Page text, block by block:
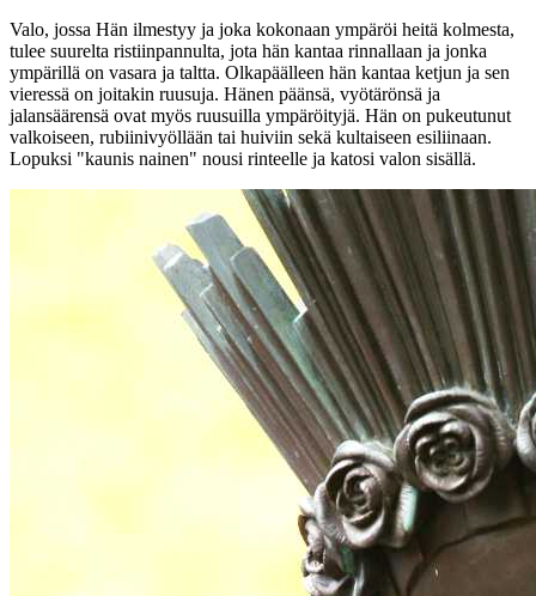
Valo, jossa Hän ilmestyy ja joka kokonaan ympäröi heitä kolmesta,
tulee suurelta ristiinpannulta, jota hän kantaa rinnallaan ja jonka
ympärillä on vasara ja taltta. Olkapäälleen hän kantaa ketjun ja sen
vieressä on joitakin ruusuja. Hänen päänsä, vyötärönsä ja
jalansäärensä ovat myös ruusuilla ympäröityjä. Hän on pukeutunut
valkoiseen, rubiinivyöllään tai huiviin sekä kultaiseen esiliinaan.
Lopuksi "kaunis nainen" nousi rinteelle ja katosi valon sisällä.